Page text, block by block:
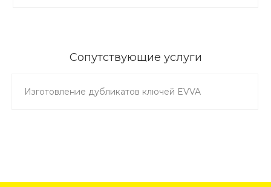
Сопутствующие услуги
Изготовление дубликатов ключей EVVA